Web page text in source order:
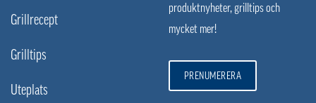
Grillrecept
Grilltips
Uteplats
produktnyheter, grilltips och
mycket mer!
PRENUMERERA